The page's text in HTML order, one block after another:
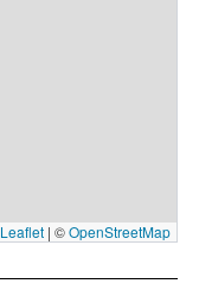
Leaflet | ©OpenStreetMap